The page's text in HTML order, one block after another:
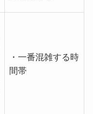
・一番混雑する時
間帯